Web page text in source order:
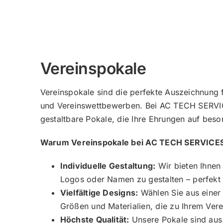
Vereinspokale
Vereinspokale sind die perfekte
und Vereinswettbewerben. Bei AC TECH
gestaltbare Pokale, die Ihre Ehrungen auf
Warum Vereinspokale bei AC TECH
Individuelle Gestaltung: Wir bieten
Logos oder Namen zu gestalten –
Vielfältige Designs: Wählen Sie aus
Größen und Materialien, die zu Ihrem
Höchste Qualität: Unsere Pokale sind